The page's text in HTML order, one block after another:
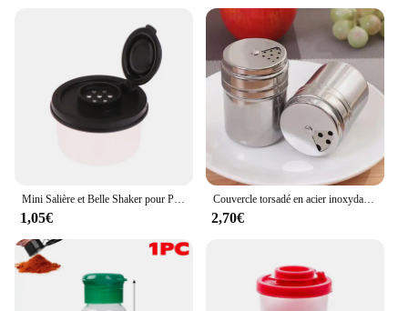
Mini Salière et Belle Shaker pour Pique-Nique, Boîte à Déjeuner de Cuisine en Plein Air, Épices de Voyage, Couvercle Coloré Transparent, Distributeur de Bocaux Scellés en Plastique
1,05€
Couvercle torsadé en acier inoxydable, 2 pièces, Shaker à épices, sel, sucre, poivre, outils de cuisine polyvalents
2,70€